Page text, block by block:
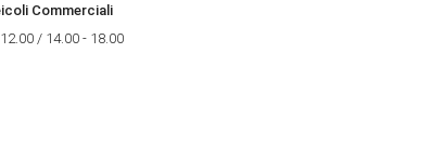
Commerciali
/ 14.00 - 18.00